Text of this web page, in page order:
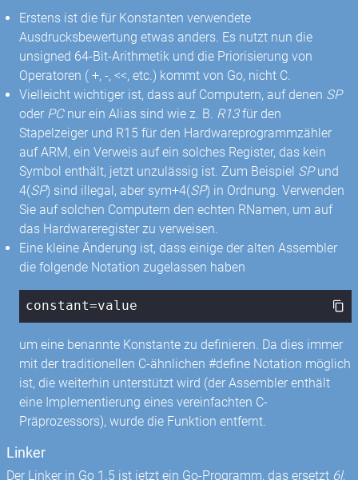
Erstens ist die für Konstanten verwendete
Ausdrucksbewertung etwas anders. Es nutzt nun die
unsigned 64-Bit-Arithmetik und die Priorisierung von
Operatoren ( +, -, <<, etc.) kommt von Go, nicht C.
Vielleicht wichtiger ist, dass auf Computern, auf denen SP
oder PCnur ein Alias ​​sind wie z. B. R13für den
Stapelzeiger und R15 für den Hardwareprogrammzähler
auf ARM, ein Verweis auf ein solches Register, das kein
Symbol enthält, jetzt unzulässig ist. Zum Beispiel SPund
4(SP) sind illegal, aber sym+4(SP) in Ordnung. Verwenden
Sie auf solchen Computern den echten RNamen, um auf
das Hardwareregister zu verweisen.
Eine kleine Änderung ist, dass einige der alten Assembler
die folgende Notation zugelassen haben
constant=value
um eine benannte Konstante zu definieren. Da dies immer
mit der traditionellen C-ähnlichen #define Notation möglich
ist, die weiterhin unterstützt wird (der Assembler enthält
eine Implementierung eines vereinfachten C-
Präprozessors), wurde die Funktion entfernt.
Linker
Der Linker in Go 1.5 ist jetzt ein Go-Programm, das ersetzt 6l,